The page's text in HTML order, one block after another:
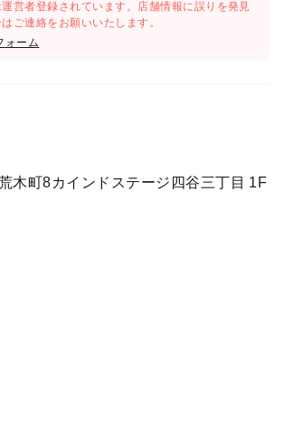
運営者登録されています。店舗情報に誤りを発見
ご連絡をお願いいたします。
ォーム
木町8カインドステージ四谷三丁目 1F